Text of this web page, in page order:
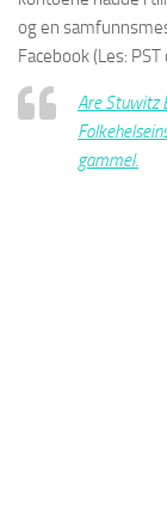
og en
Facebook (Les:
Are Stuwitz
gammel.